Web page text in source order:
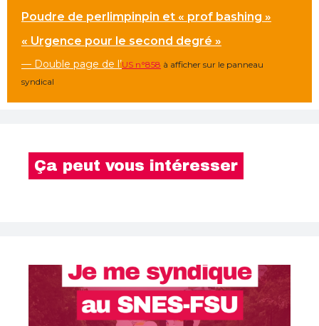
Poudre de perlimpinpin et « prof bashing »
« Urgence pour le second degré »
— Double page de l’US n°858 à afficher sur le panneau
syndical
Ça peut vous intéresser